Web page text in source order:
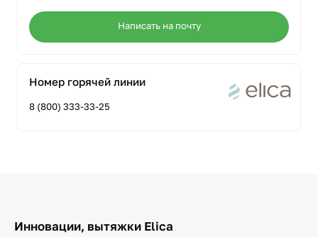
Написать на почту
Номер горячей линии
8 (800) 333-33-25
Инновации, вытяжки Elica